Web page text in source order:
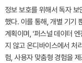
정보 보호를 위해서 독자
했다. 이를 통해, 개별 기기
계획이며, '퍼스널 데이터
지 않고 온디바이스에서 처
험, 사용자 맞춤형 경험을